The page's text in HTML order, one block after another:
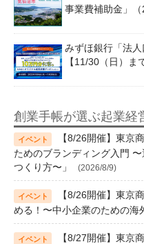
事業費補助金」（
みずほ銀行「法
【11/30（日）ま
創業手帳が選ぶ起業経
【8/26開催】東京
ためのブランディング入門
つくり方〜」
(2026/8/9)
【8/26開催】東京
める！〜中小企業のための海
【8/27開催】東京